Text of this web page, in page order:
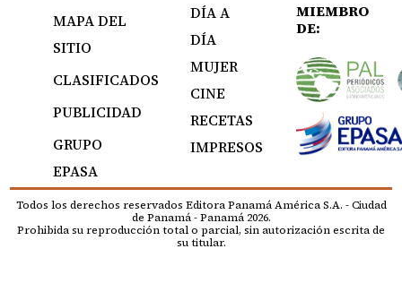
MAPA DEL
SITIO
CLASIFICADOS
PUBLICIDAD
GRUPO
EPASA
DÍA A
DÍA
MUJER
CINE
RECETAS
IMPRESOS
MIEMBRO
DE:
Todos los derechos reservados Editora Panamá América S.A. - Ciudad
de Panamá - Panamá 2026.
Prohibida su reproducción total o parcial, sin autorización escrita de
su titular.